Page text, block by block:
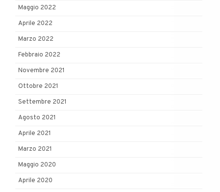
Maggio 2022
Aprile 2022
Marzo 2022
Febbraio 2022
Novembre 2021
Ottobre 2021
Settembre 2021
Agosto 2021
Aprile 2021
Marzo 2021
Maggio 2020
Aprile 2020